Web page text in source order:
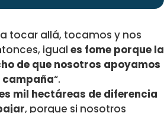
a tocar allá, tocamos y nos
igual es fome porque la
de que nosotros apoyamos
“.
mil hectáreas de diferencia
, porque si nosotros